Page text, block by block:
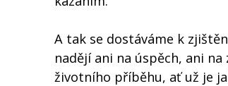
A tak se dostáváme k
nadějí ani na úspěch, ani
životního příběhu, ať už je